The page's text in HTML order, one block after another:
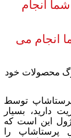
انجام می
محصولات خود
توسط
دارید، بسیار
این است که
پرستاشاپ را